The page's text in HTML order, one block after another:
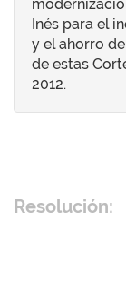
Inés para el
y el ahorro
de estas
2012.
Resolución: